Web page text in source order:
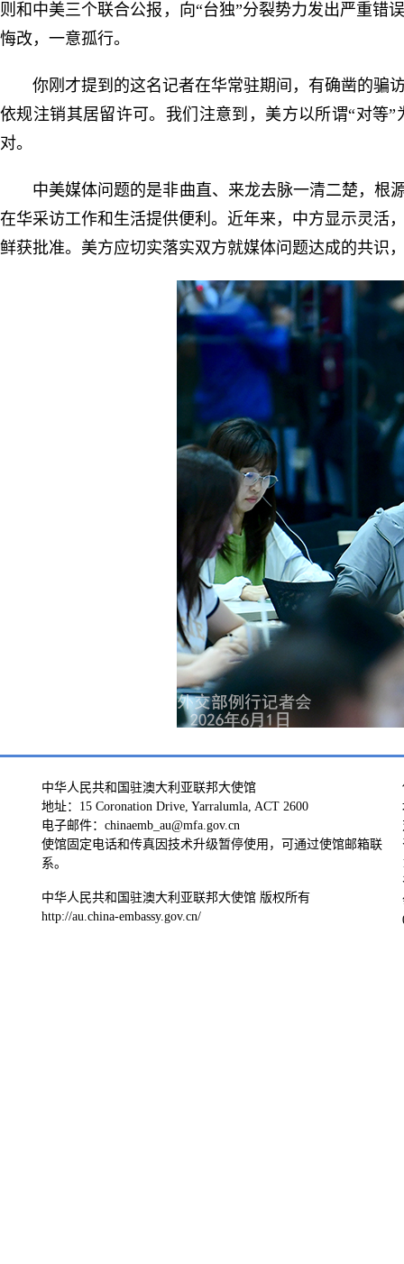
则和中美三个联合公报，向“台独”分裂势力发出严重错
悔改，一意孤行。
你刚才提到的这名记者在华常驻期间，有确凿的骗
依规注销其居留许可。我们注意到，美方以所谓“对等
对。
中美媒体问题的是非曲直、来龙去脉一清二楚，根
在华采访工作和生活提供便利。近年来，中方显示灵活
鲜获批准。美方应切实落实双方就媒体问题达成的共识
中华人民共和国驻澳大利亚联邦大使馆
地址：15 Coronation Drive, Yarralumla, ACT 2600
电子邮件：chinaemb_au@mfa.gov.cn
使馆固定电话和传真因技术升级暂停使用，可通过使馆邮箱联
系。
中华人民共和国驻澳大利亚联邦大使馆 版权所有
http://au.china-embassy.gov.cn/